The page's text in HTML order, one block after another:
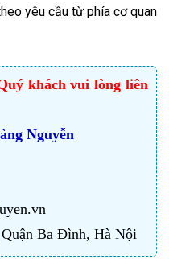
yêu cầu từ phía cơ quan
khách vui lòng liên
Nguyễn
Ba Đình, Hà Nội